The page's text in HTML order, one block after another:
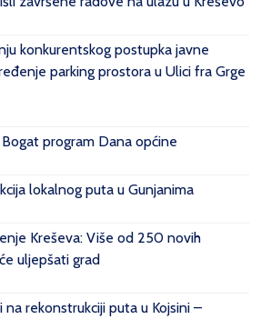
konkurentskog postupka javne
parking prostora u Ulici fra Grge
program Dana općine
lokalnog puta u Gunjanima
Kreševa: Više od 250 novih
uljepšati grad
rekonstrukciji puta u Kojsini –